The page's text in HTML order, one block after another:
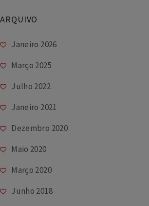
ARQUIVO
Janeiro 2026
Março 2025
Julho 2022
Janeiro 2021
Dezembro 2020
Maio 2020
Março 2020
Junho 2018